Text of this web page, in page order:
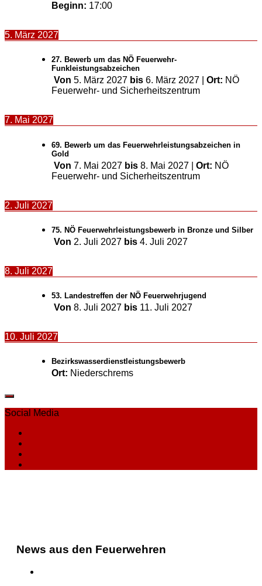
Beginn: 17:00
5. März 2027
27. Bewerb um das NÖ Feuerwehr-
Funkleistungsabzeichen
Von 5. März 2027 bis 6. März 2027 Ort: NÖ
Feuerwehr- und Sicherheitszentrum
7. Mai 2027
69. Bewerb um das Feuerwehrleistungsabzeichen in
Gold
Von 7. Mai 2027 bis 8. Mai 2027 Ort: NÖ
Feuerwehr- und Sicherheitszentrum
2. Juli 2027
75. NÖ Feuerwehrleistungsbewerb in Bronze und Silber
Von 2. Juli 2027 bis 4. Juli 2027
8. Juli 2027
53. Landestreffen der NÖ Feuerwehrjugend
Von 8. Juli 2027 bis 11. Juli 2027
10. Juli 2027
Bezirkswasserdienstleistungsbewerb
Ort: Niederschrems
Social Media
News aus den Feuerwehren